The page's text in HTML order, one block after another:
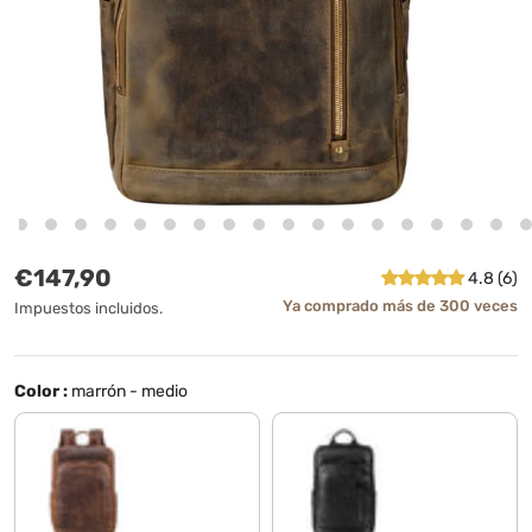
Precio normal
€147,90
Impuestos incluidos.
4.8 (6)
Ya comprado más de 300 veces
Color : marrón - medio
soria - marrón negro